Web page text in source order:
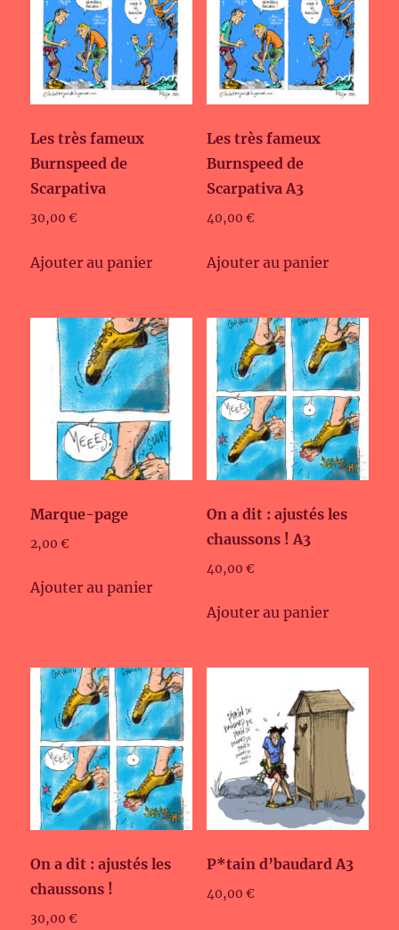
Les très fameux
Burnspeed de
Scarpativa
30,00€
Ajouter au panier
Les très fameux
Burnspeed de
Scarpativa A3
40,00 €
Ajouter au panier
Marque-page
2,00€
Ajouter au panier
On a dit : ajustés les
chaussons ! A3
40,00 €
Ajouter au panier
On a dit : ajustés les
chaussons !
30,00€
P*tain d’baudard A3
40,00 €